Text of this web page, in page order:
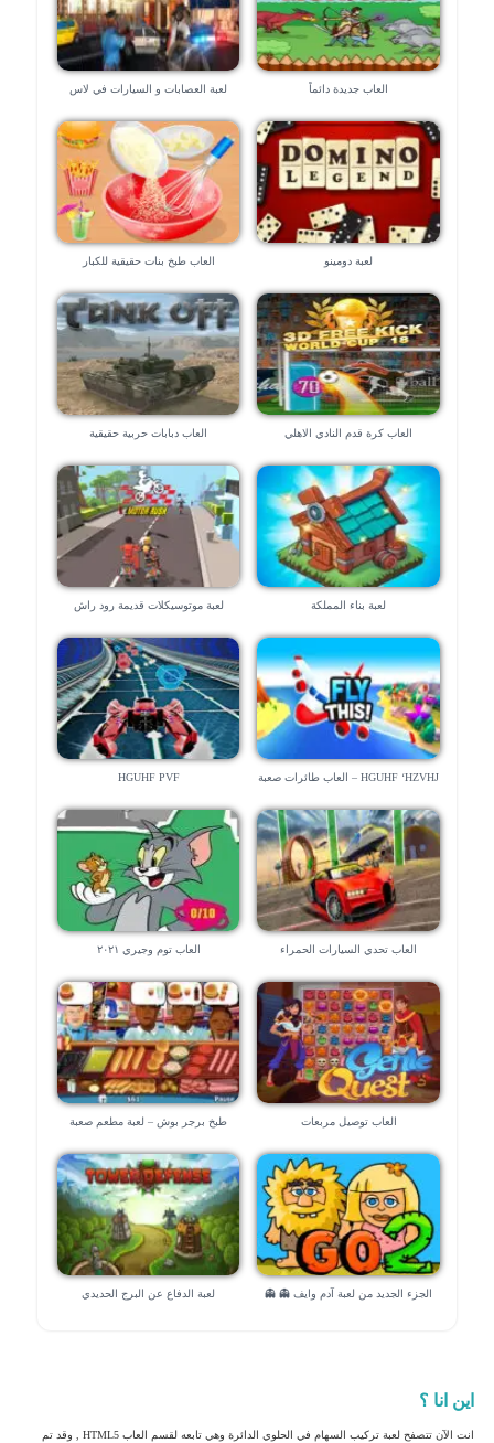
العاب جديدة دائماً
لعبة العصابات و السيارات في لاس
لعبة دومينو العاب طبخ بنات حقيقية للكبار
العاب كرة قدم النادي الاهلي العاب دبابات حربية حقيقية
لعبة بناء المملكة لعبة موتوسيكلات قديمة رود راش
HGUHF ‘HZVHJ – العاب طائرات صعبة HGUHF PVF
العاب تحدي السيارات الحمراء العاب توم وجيري ٢٠٢١
العاب توصيل مربعات طبخ برجر بوش – لعبة مطعم صعبة
الجزء الجديد من لعبة آدم وايف 👻 👻 لعبة الدفاع عن البرج الحديدي
اين انا ؟
انت الآن تتصفح لعبة تركيب السهام في الحلوي الدائرة وهي تابعه لقسم العاب HTML5 , وقد تم